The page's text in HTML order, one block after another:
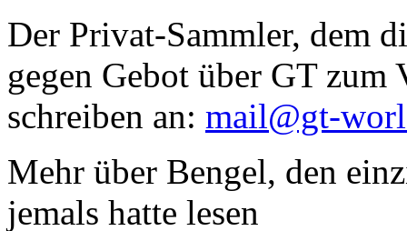
Der Privat-Sammler, dem
gegen Gebot über GT zum
schreiben an: mail@gt-
Mehr über Bengel, den
jemals hatte lesen